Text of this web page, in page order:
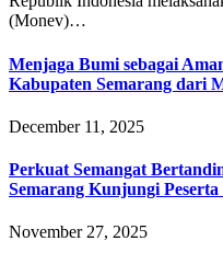
(Monev)…
Menjaga Bumi sebagai
Kabupaten Semarang dari
December 11, 2025
Perkuat Semangat
Semarang Kunjungi
November 27, 2025